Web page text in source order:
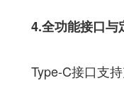
4.全功能接口与
Type-C接口支持